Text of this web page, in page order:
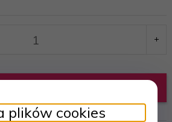
plików cookies